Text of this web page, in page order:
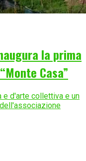
la prima
Casa”
e d'arte collettiva e un